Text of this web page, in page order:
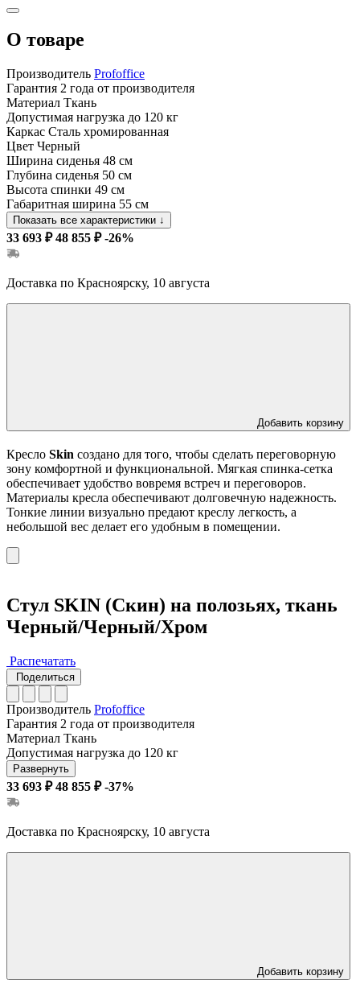
О товаре
Производитель Profoffice
Гарантия 2 года от производителя
Материал Ткань
Допустимая нагрузка до 120 кг
Каркас Сталь хромированная
Цвет Черный
Ширина сиденья 48 см
Глубина сиденья 50 см
Высота спинки 49 см
Габаритная ширина 55 см
Показать все характеристики ↓
33 693 ₽ 48 855 ₽ -26%
Доставка по Красноярску, 10 августа
Добавить корзину
Кресло Skin создано для того, чтобы сделать переговорную
зону комфортной и функциональной. Мягкая спинка-сетка
обеспечивает удобство вовремя встреч и переговоров.
Материалы кресла обеспечивают долговечную надежность.
Тонкие линии визуально предают креслу легкость, а
небольшой вес делает его удобным в помещении.
Стул SKIN (Скин) на полозьях, ткань
Черный/Черный/Хром
Распечатать
Поделиться
Производитель Profoffice
Гарантия 2 года от производителя
Материал Ткань
Допустимая нагрузка до 120 кг
Развернуть
33 693 ₽ 48 855 ₽ -37%
Доставка по Красноярску, 10 августа
Добавить корзину